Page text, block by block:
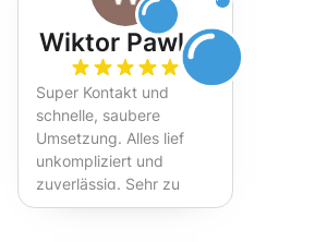
Wiktor Pawlak
Super Kontakt und
schnelle, saubere
Umsetzung. Alles lief
unkompliziert und
zuverlässig. Sehr zu
empfehlen!